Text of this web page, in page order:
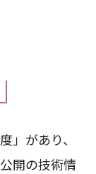
」があり、
開の技術情